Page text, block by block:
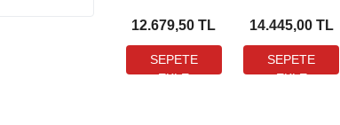
AK4 Bıçak
12.679,50 TL
AK1 Reverse
Tanto Grenadill
Bıçak
14.445,00 TL